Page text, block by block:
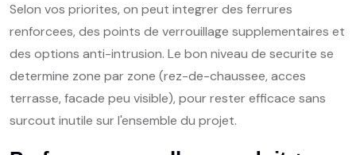
Selon vos priorites, on peut integrer des ferrures
renforcees, des points de verrouillage supplementaires et
des options anti-intrusion. Le bon niveau de securite se
determine zone par zone (rez-de-chaussee, acces
terrasse, facade peu visible), pour rester efficace sans
surcout inutile sur l'ensemble du projet.